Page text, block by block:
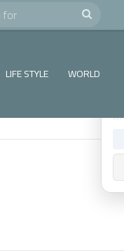
Search
LIFE STYLE WORLD
×